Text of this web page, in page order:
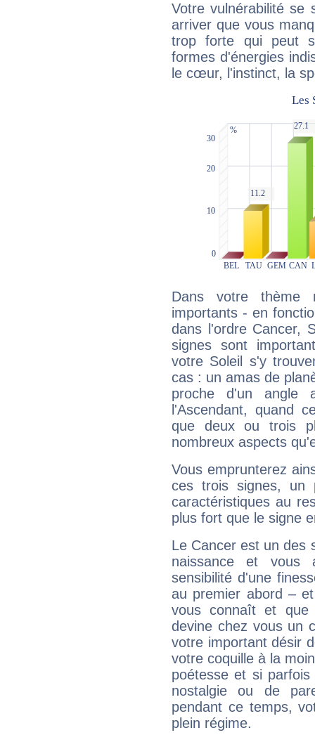
Votre vulnérabilité se
arriver que vous
trop forte qui peut
formes d'énergies
le cœur, l'instinct, la
Dans votre thème
importants - en
dans l'ordre Cancer,
signes sont
votre Soleil s'y
cas : un amas de
proche d'un
l'Ascendant, quand
que deux ou trois
nombreux aspects
Vous emprunterez
ces trois signes, un
caractéristiques au
plus fort que le signe
Le Cancer est un des
naissance et vous
sensibilité d'une
au premier abord –
vous connaît et
devine chez vous un
votre important désir
votre coquille à la
poétesse et si
nostalgie ou de
pendant ce temps,
plein régime.